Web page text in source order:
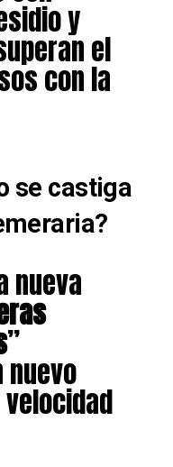
y
el
con la
se castiga
nueva
”